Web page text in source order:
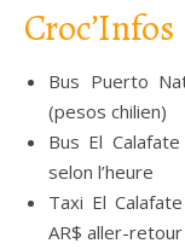
Croc’Infos
Bus Puerto
(pesos chilien)
Bus El
selon l’heure
Taxi El
AR$ aller-